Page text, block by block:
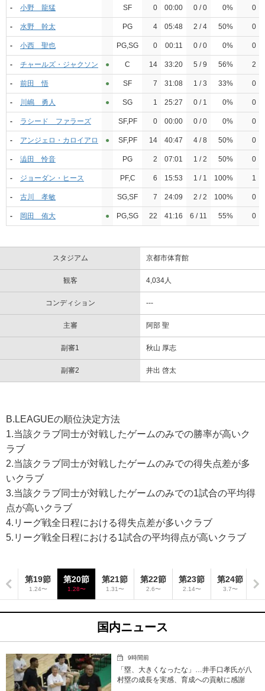
- 小野 龍猛 SF 0 00:00 0 / 0 0% 0
- 水野 幹太 PG 4 05:48 2 / 4 50% 0
- 小西 聖也 PG,SG 0 00:11 0 / 0 0% 0
- チャールズ・ジャクソン ●︎ C 14 33:20 5 / 9 56% 2
- 前田 悟 ●︎ SF 7 31:08 1 / 3 33% 0
- 川嶋 勇人 ●︎ SG 1 25:27 0 / 1 0% 0
- ラシード ファラーズ SF,PF 0 00:00 0 / 0 0% 0
- アンジェロ・カロイアロ ●︎ SF,PF 14 40:47 4 / 8 50% 0
- 澁田 怜音 PG 2 07:01 1 / 2 50% 0
- ジョーダン・ヒース PF,C 6 15:53 1 / 1 100% 1
- 古川 孝敏 SG,SF 7 24:09 2 / 2 100% 0
- 岡田 侑大 ●︎ PG,SG 22 41:16 6 / 11 55% 0
スタジアム 京都市体育館
観客 4,034人
コンディション ---
主審 阿部 聖
副審1 秋山 厚志
副審2 井出 啓太
B.LEAGUEの順位決定方法
1.当該クラブ同士が対戦したゲームのみでの勝率が高いク
ラブ
2.当該クラブ同士が対戦したゲームのみでの得失点差が多
いクラブ
3.当該クラブ同士が対戦したゲームのみでの1試合の平均得
点が高いクラブ
4.リーグ戦全日程における得失点差が多いクラブ
5.リーグ戦全日程における1試合の平均得点が高いクラブ
節 第19節
1.24〜
第20節
1.28〜
第21節
1.31〜
第22節
2.6〜
第23節
2.14〜
第24節
3.7〜
国内ニュース
9時間前
「塁、大きくなったな」…井手口孝氏が八
村塁の成長を実感、育成への貢献に感謝